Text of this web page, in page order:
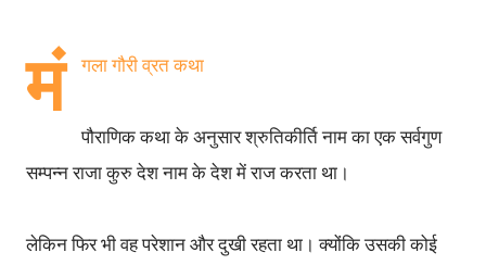
मं गला गौरी व्रत कथा
पौराणिक कथा के अनुसार श्रुतिकीर्ति नाम का एक सर्वगुण
सम्पन्न राजा कुरु देश नाम के देश में राज करता था।
लेकिन फिर भी वह परेशान और दुखी रहता था। क्योंकि उसकी कोई